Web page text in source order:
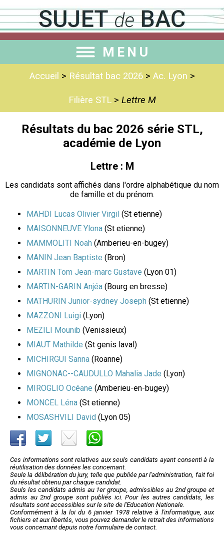
MENU
Accueil > Résultat bac 2026> Ac. Lyon >
Filière STL> Lettre M
Résultats du bac 2026 série STL,
académie de Lyon
Lettre : M
Les candidats sont affichés dans l'ordre alphabétique du nom
de famille et du prénom.
MAHDI Lucas Olivier Virgil (St etienne)
MAISONNEUVE Ylona (St etienne)
MAMMOLITI Noah (Amberieu-en-bugey)
MANIN Jean Baptiste (Bron)
MARTIN Tom Jean-marc Gustave (Lyon 01)
MARTIN-GARIN Anjéa (Bourg en bresse)
MATHURIN Junior-sydney Joseph (St etienne)
MAZZONI Luigi (Lyon)
MEZILI Mounib (Venissieux)
MIAUT Mathilde (St genis laval)
MICHIRGUI Sanna (Roanne)
MIGNONAC--CAUDULLO Mahalia Jade (Lyon)
MIROGLIO Océane (Amberieu-en-bugey)
MONCEL Léna (St etienne)
MOSASHVILI David (Lyon 05)
Ces informations sont relatives aux seuls candidats ayant consenti à la
réutilisation des données les concernant.
Seule la délibération du jury, telle que publiée par l'administration, fait foi
du résultat obtenu par chaque candidat.
Seuls les candidats admis au 1er groupe, admissibles au 2nd groupe et
admis au 2nd groupe sont publiés ici. Pour les autres candidats, les
résultats sont accessibles sur le site de l'Education Nationale.
Conformément à la loi du 6 janvier 1978 relative à l'informatique, aux
fichiers et aux libertés, vous pouvez demander le retrait des informations
vous concernant depuis notre formulaire de contact.